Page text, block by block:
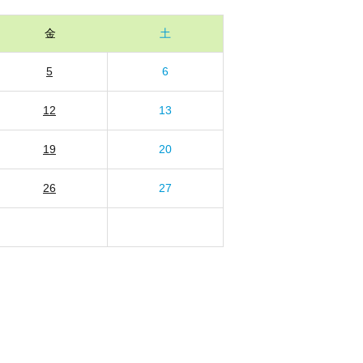
金 土
5 6
12 13
19 20
26 27